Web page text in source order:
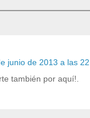
junio de 2013 a las
también por aquí!.